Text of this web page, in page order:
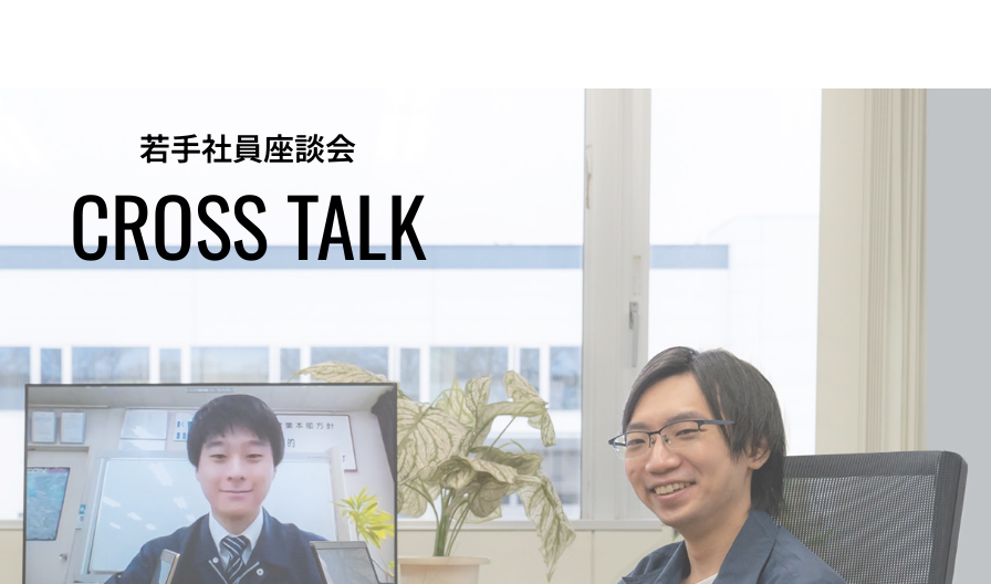
若手社員座談会